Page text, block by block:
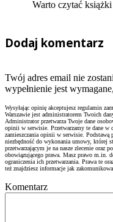
Warto czytać książki
Dodaj komentarz
Twój adres email nie
wypełnienie jest
Wysyłając opinię akceptujesz regulamin
Warszawie jest administratorem Twoich
Administrator przetwarza Twoje dane
opinii w serwisie. Przetwarzamy te dane w
zamieszczania opinii w serwisie.
niezbędność do wykonania umowy, której
przetwarzającym je na nasze zlecenie oraz
obowiązującego prawa. Masz prawo m.in.
ograniczenia ich przetwarzania. Prawa te
też znajdziesz informacje jak
Komentarz